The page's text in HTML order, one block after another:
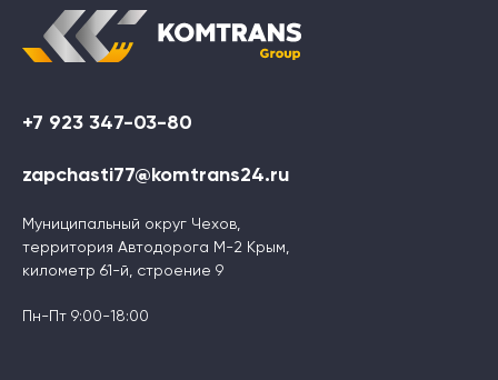
+7 923 347-03-80
zapchasti77@komtrans24.ru
Муниципальный округ Чехов,
территория Автодорога М-2 Крым,
километр 61-й, строение 9
Пн-Пт 9:00-18:00